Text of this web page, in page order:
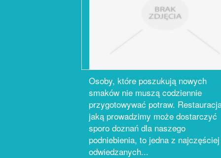
Osoby, które poszukują nowych
smaków nie muszą codziennie
przygotowywać potraw.
jaką prowadzimy może dostarczyć
sporo doznań dla naszego
podniebienia, to jedna z najczęściej
odwiedzanych...